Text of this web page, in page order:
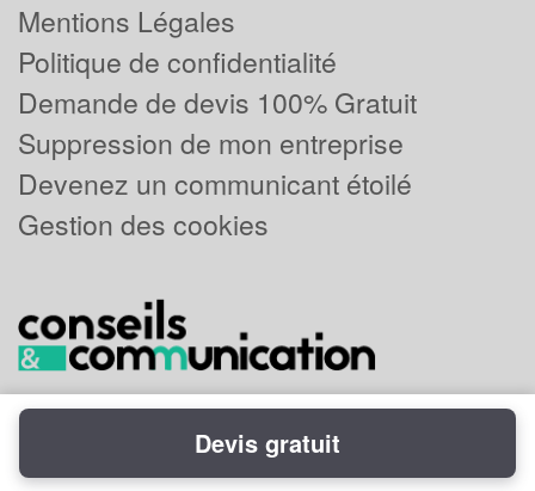
Mentions Légales
Politique de confidentialité
Demande de devis 100% Gratuit
Suppression de mon entreprise
Devenez un communicant étoilé
Gestion des cookies
Powered byPlus que pro
Devis gratuit